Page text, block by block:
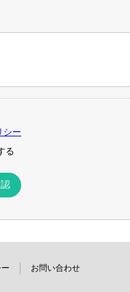
シー
る
お問い合わせ